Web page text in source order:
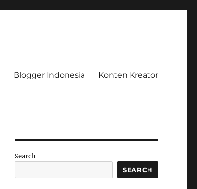
Blogger Indonesia Konten Kreator
Search
SEARCH